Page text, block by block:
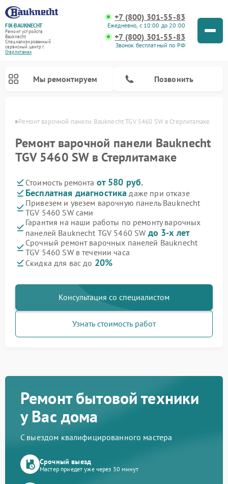
FIX-BAUKNECHT
Ремонт устройств
Bauknecht
Специализированный
cервисный центр г.
Стерлитамак
+7 (800) 301-55-83
Ежедневно, с 10:00 до 20:00
+7 (800) 301-55-83
Звонок бесплатный по РФ
Мы ремонтируем Позвонить
Ремонт варочной панели Bauknecht TGV 5460 SW в Стерлитамаке
Ремонт варочной панели Bauknecht
TGV 5460 SW в Стерлитамаке
Стоимость ремонта от 580 руб.
Бесплатная диагностика даже при отказе
Привезем и увезем варочную панель Bauknecht
TGV 5460 SW сами
Гарантия на наши работы по ремонту варочных
панелей Bauknecht TGV 5460 SW до 3-х лет
Срочный ремонт варочных панелей Bauknecht
TGV 5460 SW в течении часа
Скидка для вас до 20%
Консультация со специалистом
Узнать стоимость работ
Ремонт бытовой техники
у Вас дома
С выездом квалифицированного мастера
Срочный выезд
Мастер приедет уже через 30 минут